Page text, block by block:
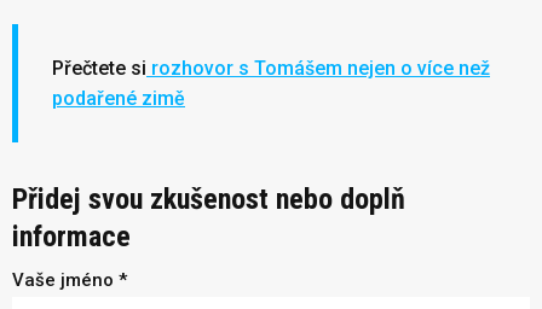
Přečtete si rozhovor s Tomášem nejen o více než
podařené zimě
Přidej svou zkušenost nebo doplň
informace
Vaše jméno *